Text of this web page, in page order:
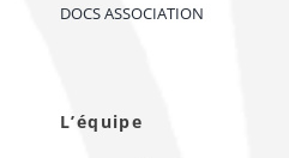
DOCS ASSOCIATION
L’équipe